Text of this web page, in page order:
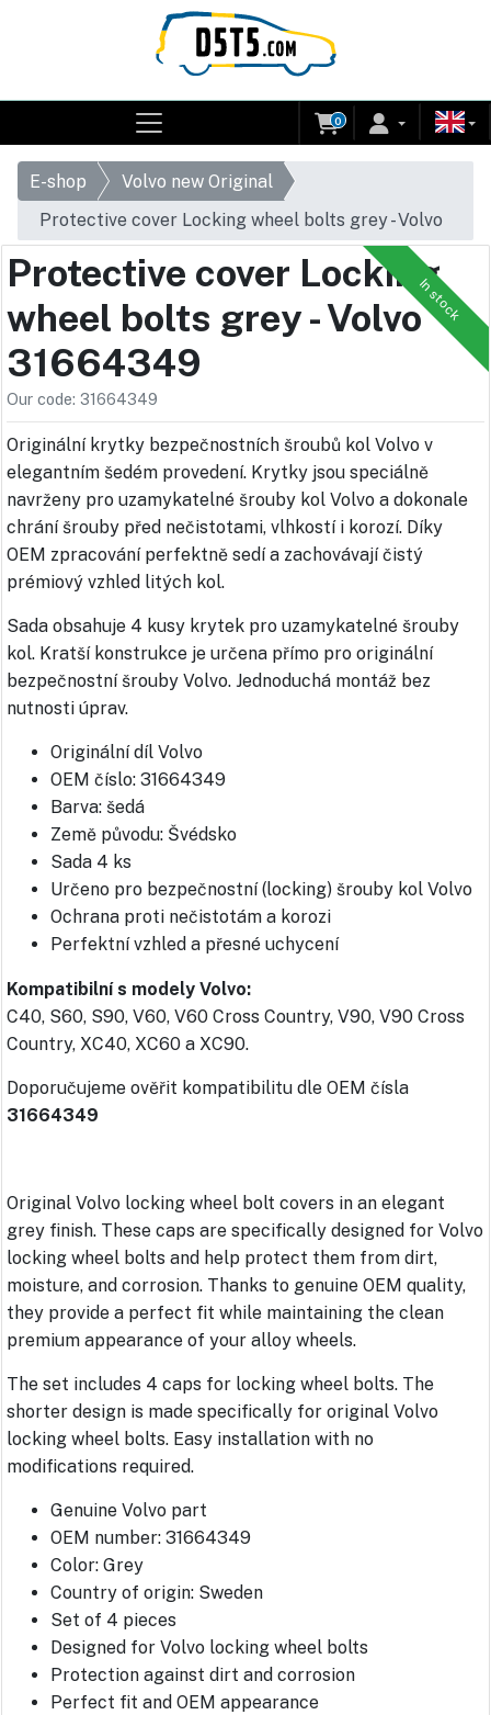
0
E-shop
Volvo new Original
Protective cover Locking wheel bolts grey - Volvo
31664349
In stock
Protective cover Locking
wheel bolts grey - Volvo
31664349
Our code: 31664349
Originální krytky bezpečnostních šroubů kol Volvo v
elegantním šedém provedení. Krytky jsou speciálně
navrženy pro uzamykatelné šrouby kol Volvo a dokonale
chrání šrouby před nečistotami, vlhkostí i korozí. Díky
OEM zpracování perfektně sedí a zachovávají čistý
prémiový vzhled litých kol.
Sada obsahuje 4 kusy krytek pro uzamykatelné šrouby
kol. Kratší konstrukce je určena přímo pro originální
bezpečnostní šrouby Volvo. Jednoduchá montáž bez
nutnosti úprav.
Originální díl Volvo
OEM číslo: 31664349
Barva: šedá
Země původu: Švédsko
Sada 4 ks
Určeno pro bezpečnostní (locking) šrouby kol Volvo
Ochrana proti nečistotám a korozi
Perfektní vzhled a přesné uchycení
Kompatibilní s modely Volvo:
C40, S60, S90, V60, V60 Cross Country, V90, V90 Cross
Country, XC40, XC60 a XC90.
Doporučujeme ověřit kompatibilitu dle OEM čísla
31664349
Original Volvo locking wheel bolt covers in an elegant
grey finish. These caps are specifically designed for Volvo
locking wheel bolts and help protect them from dirt,
moisture, and corrosion. Thanks to genuine OEM quality,
they provide a perfect fit while maintaining the clean
premium appearance of your alloy wheels.
The set includes 4 caps for locking wheel bolts. The
shorter design is made specifically for original Volvo
locking wheel bolts. Easy installation with no
modifications required.
Genuine Volvo part
OEM number: 31664349
Color: Grey
Country of origin: Sweden
Set of 4 pieces
Designed for Volvo locking wheel bolts
Protection against dirt and corrosion
Perfect fit and OEM appearance